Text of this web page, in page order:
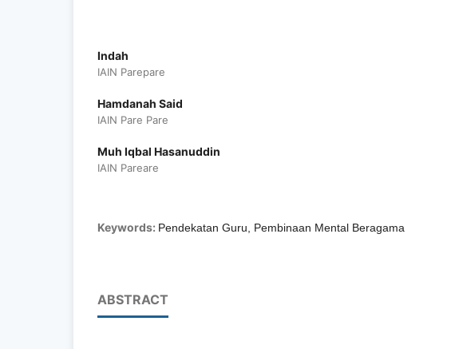
Indah
IAIN Parepare
Hamdanah Said
IAIN Pare Pare
Muh Iqbal Hasanuddin
IAIN Pareare
Keywords: Pendekatan Guru, Pembinaan Mental Beragama
ABSTRACT